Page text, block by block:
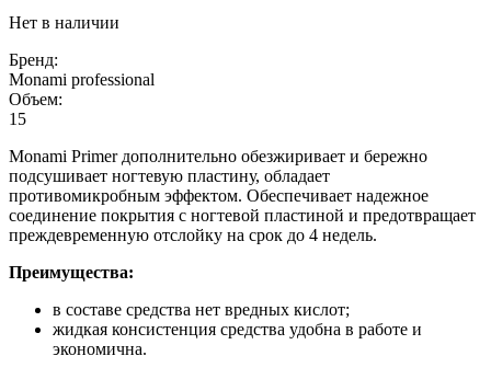
Нет в наличии
Бренд:
Monami professional
Объем:
15
Monami Primer дополнительно обезжиривает и бережно
подсушивает ногтевую пластину, обладает
противомикробным эффектом. Обеспечивает надежное
соединение покрытия с ногтевой пластиной и предотвращает
преждевременную отслойку на срок до 4 недель.
Преимущества:
в составе средства нет вредных кислот;
жидкая консистенция средства удобна в работе и
экономична.